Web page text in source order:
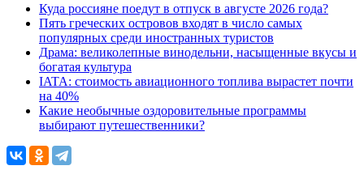
Куда россияне поедут в отпуск в августе 2026 года?
Пять греческих островов входят в число самых
популярных среди иностранных туристов
Драма: великолепные винодельни, насыщенные вкусы и
богатая культура
IATA: стоимость авиационного топлива вырастет почти
на 40%
Какие необычные оздоровительные программы
выбирают путешественники?